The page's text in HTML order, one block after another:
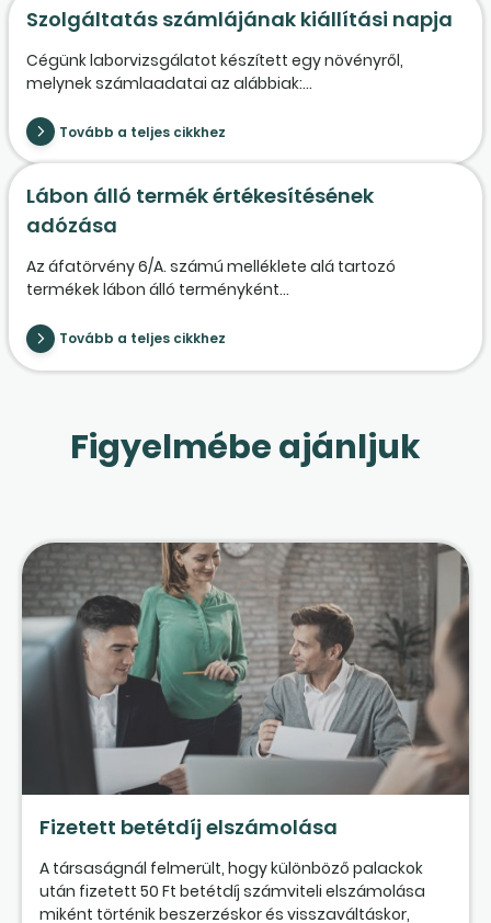
Szolgáltatás számlájának kiállítási napja
Cégünk laborvizsgálatot készített egy növényről,
melynek számlaadatai az alábbiak:...
Tovább a teljes cikkhez
Lábon álló termék értékesítésének
adózása
Az áfatörvény 6/A. számú melléklete alá tartozó
termékek lábon álló terményként...
Tovább a teljes cikkhez
Figyelmébe ajánljuk
Fizetett betétdíj elszámolása
A társaságnál felmerült, hogy különböző palackok
után fizetett 50 Ft betétdíj számviteli elszámolása
miként történik beszerzéskor és visszaváltáskor,